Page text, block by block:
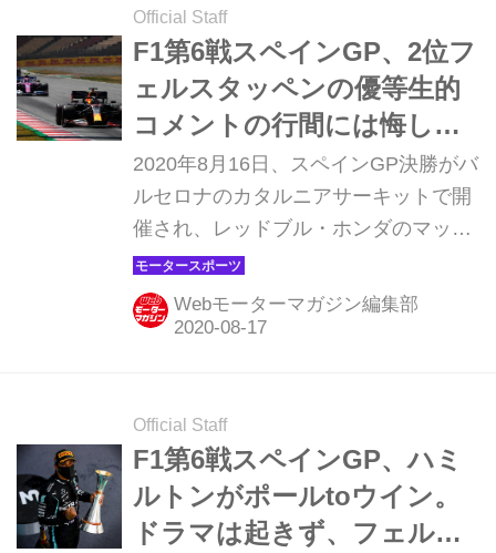
切った。メルセデスは11番手、16番手
と苦しいスタートとなった。
Official Staff
F1第6戦スペインGP、2位フ
ェルスタッペンの優等生的
コメントの行間には悔しさ
が滲み出ていた【モーター
スポーツ】
2020年8月16日、スペインGP決勝がバ
ルセロナのカタルニアサーキットで開
催され、レッドブル・ホンダのマック
ス・フェルスタッペンが5戦連続の表
彰台となる2位でフィニッシュ。優勝
はメルセデスAMGのルイス・ハミルト
た。ここではスペインGPがどうして
こういう結果となったのか、振り返っ
てみよう。
Webモーターマガジン編集部
Official Staff
F1第6戦スペインGP、ハミ
ルトンがポールtoウイン。
ドラマは起きず、フェルス